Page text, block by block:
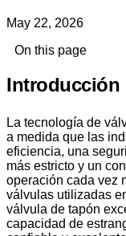
May 22, 2026
On this page
Introducción
La tecnología de
a medida que las
eficiencia, una
más estricto y un
operación cada vez
válvulas utilizadas
válvula de tapón
capacidad de